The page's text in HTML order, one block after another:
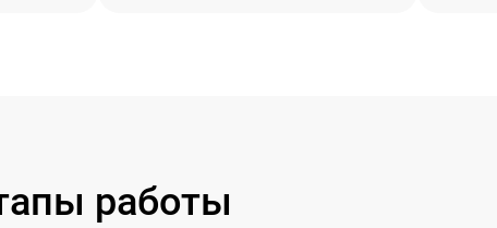
работы